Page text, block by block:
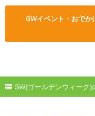
GWイベント・おで
GW(ゴールデンウィーク